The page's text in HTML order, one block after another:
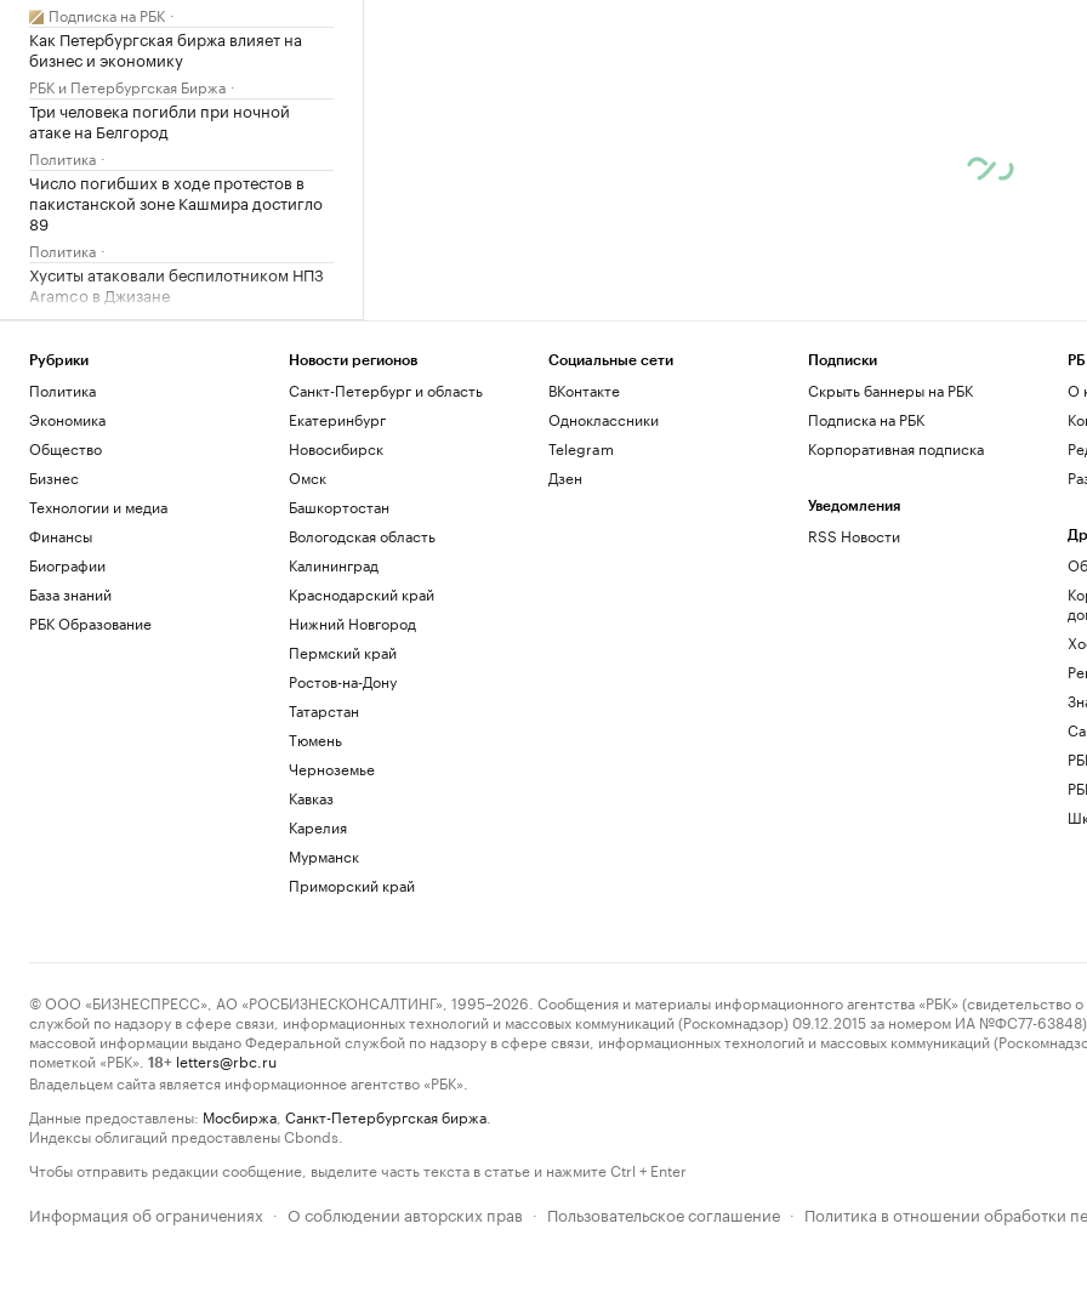
Подписка на РБК
Как Петербургская биржа влияет на
бизнес и экономику
РБК и Петербургская Биржа
Три человека погибли при ночной
атаке на Белгород
Политика
Число погибших в ходе протестов в
пакистанской зоне Кашмира достигло
89
Политика
Хуситы атаковали беспилотником НПЗ
Aramco в Джизане
Общество
отметил взрывной рост
градпотенциала СКФО
Краснодарский край
Как внуки влияют на здоровье бабушек
и дедушек
Общество
«Последняя капля»: о чем говорят
внезапные вспышки гнева
Подписка на РБК
Рубрики
Политика
Экономика
Общество
Бизнес
Технологии и медиа
Финансы
Биографии
База знаний
РБК Образование
Новости регионов
Санкт-Петербург и область
Екатеринбург
Новосибирск
Омск
Башкортостан
Вологодская область
Калининград
Краснодарский край
Нижний Новгород
Пермский край
Ростов-на-Дону
Татарстан
Тюмень
Черноземье
Кавказ
Карелия
Мурманск
Приморский край
Социальные сети
ВКонтакте
Одноклассники
Telegram
Дзен
Подписки
Скрыть баннеры на РБК
Подписка на РБК
Корпоративная подписка
Уведомления
RSS Новости
О
© ООО «БИЗНЕСПРЕСС», АО «РОСБИЗНЕСКОНСАЛТИНГ», 1995–2026. Сообщения и материалы информационного агентства «РБК» (свидетельство о
службой по надзору в сфере связи, информационных технологий и массовых коммуникаций (Роскомнадзор) 09.12.2015 за номером ИА №ФС77-63848)
массовой информации выдано Федеральной службой по надзору в сфере связи, информационных технологий и массовых коммуникаций
пометкой «РБК».
18+ letters@rbc.ru
Владельцем сайта является информационное агентство «РБК».
Данные предоставлены: Мосбиржа Санкт-Петербургская биржа
Индексы облигаций предоставлены Cbonds.
Чтобы отправить редакции сообщение, выделите часть текста в статье и нажмите Ctrl + Enter
Информация об ограничениях · О соблюдении авторских прав · Пользовательское соглашение · Политика в отношении обработки